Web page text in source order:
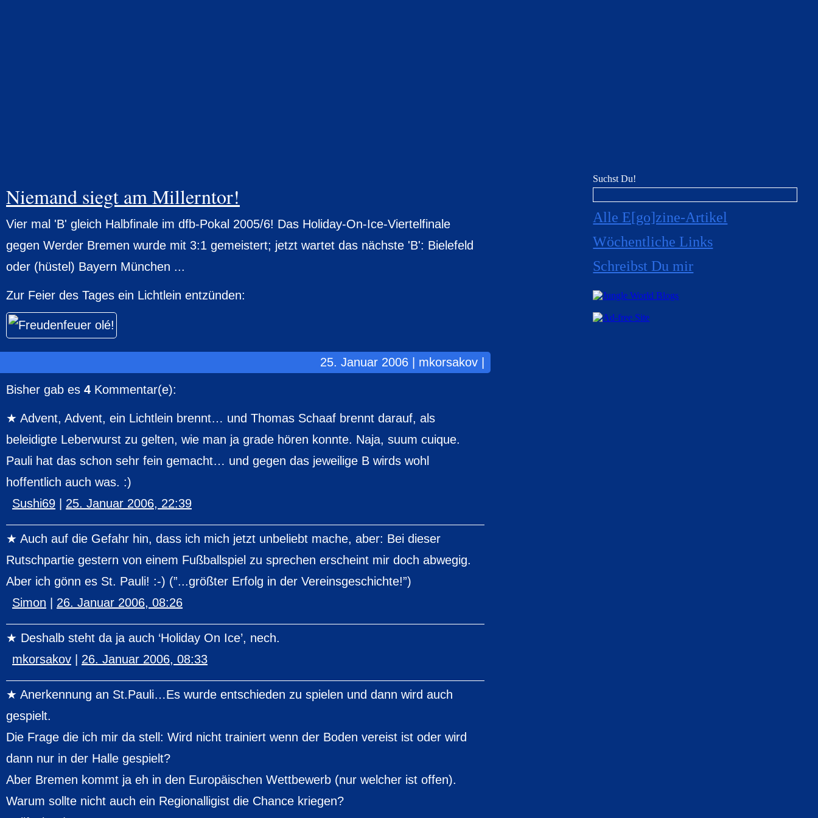
Niemand siegt am Millerntor!
Vier mal 'B' gleich Halbfinale im dfb-Pokal 2005/6! Das Holiday-On-Ice-Viertelfinale
gegen Werder Bremen wurde mit 3:1 gemeistert; jetzt wartet das nächste 'B': Bielefeld
oder (hüstel) Bayern München ...
Zur Feier des Tages ein Lichtlein entzünden:
25. Januar 2006 | mkorsakov |
Bisher gab es 4 Kommentar(e):
Advent, Advent, ein Lichtlein brennt… und Thomas Schaaf brennt darauf, als
beleidigte Leberwurst zu gelten, wie man ja grade hören konnte. Naja, suum cuique.
Pauli hat das schon sehr fein gemacht… und gegen das jeweilige B wirds wohl
hoffentlich auch was. :)
Sushi69
25. Januar 2006, 22:39
Auch auf die Gefahr hin, dass ich mich jetzt unbeliebt mache, aber: Bei dieser
Rutschpartie gestern von einem Fußballspiel zu sprechen erscheint mir doch abwegig.
Aber ich gönn es St. Pauli! :-) (”...größter Erfolg in der Vereinsgeschichte!”)
Simon
26. Januar 2006, 08:26
Deshalb steht da ja auch ‘Holiday On Ice’, nech.
mkorsakov
26. Januar 2006, 08:33
Anerkennung an St.Pauli…Es wurde entschieden zu spielen und dann wird auch
gespielt.
Die Frage die ich mir da stell: Wird nicht trainiert wenn der Boden vereist ist oder wird
dann nur in der Halle gespielt?
Aber Bremen kommt ja eh in den Europäischen Wettbewerb (nur welcher ist offen).
Warum sollte nicht auch ein Regionalligist die Chance kriegen?
Suchst Du!
Alle E[go]zine-Artikel
Wöchentliche Links
Schreibst Du mir